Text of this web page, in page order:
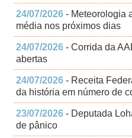
24/07/2026 - Meteorologia
média nos próximos dias
24/07/2026 - Corrida da
abertas
24/07/2026 - Receita
da história em número de
23/07/2026 - Deputada
de pânico